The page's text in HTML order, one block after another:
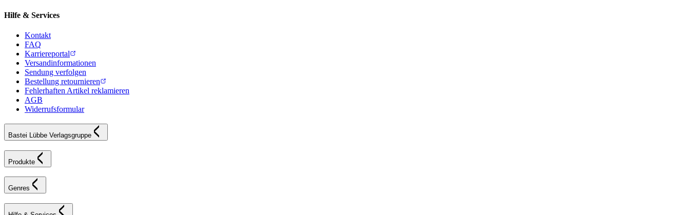
Hilfe & Services
Kontakt
FAQ
Karriereportal
Versandinformationen
Sendung verfolgen
Bestellung retournieren
Fehlerhaften Artikel reklamieren
AGB
Widerrufsformular
Bastei Lübbe Verlagsgruppe
Produkte
Genres